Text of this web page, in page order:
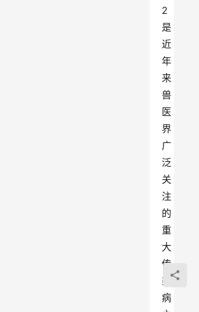
2
是
近
年
来
兽
医
界
广
泛
关
注
的
重
大
传
染
病